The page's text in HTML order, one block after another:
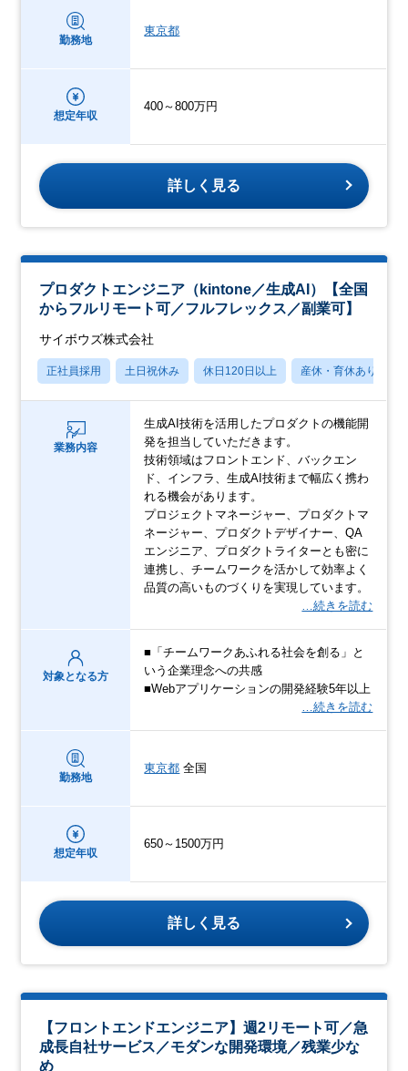
勤務地
東京都
想定年収
400～800万円
詳しく見る
プロダクトエンジニア（kintone／生成AI）【全国
からフルリモート可／フルフレックス／副業可】
サイボウズ株式会社
正社員採用 土日祝休み 休日120日以上 産休・育休あり
業務内容
生成AI技術を活用したプロダクトの機能開
発を担当していただきます。
技術領域はフロントエンド、バックエン
ド、インフラ、生成AI技術まで幅広く携わ
れる機会があります。
プロジェクトマネージャー、プロダクトマ
ネージャー、プロダクトデザイナー、QA
エンジニア、プロダクトライターとも密に
連携し、チームワークを活かして効率よく
品質の高いものづくりを実現しています。
…続きを読む
対象となる方
■「チームワークあふれる社会を創る」と
いう企業理念への共感
■Webアプリケーションの開発経験5年以上
…続きを読む
勤務地
東京都 全国
想定年収
650～1500万円
詳しく見る
【フロントエンドエンジニア】週2リモート可／急
成長自社サービス／モダンな開発環境／残業少な
め